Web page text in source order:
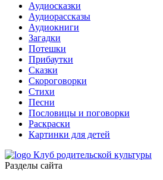
Аудиосказки
Аудиорассказы
Аудиокниги
Загадки
Потешки
Прибаутки
Сказки
Скороговорки
Стихи
Песни
Пословицы и поговорки
Раскраски
Картинки для детей
Клуб родительской культуры
Разделы сайта